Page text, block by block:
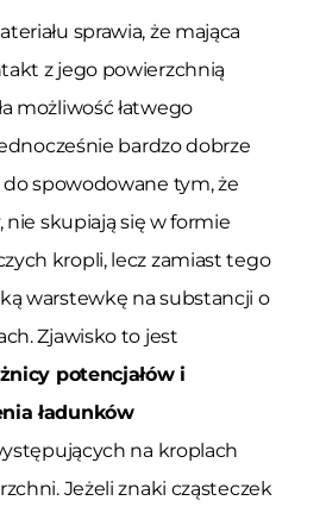
sprawia, że mająca
z jego powierzchnią
możliwość łatwego
bardzo dobrze
do spowodowane tym, że
nie skupiają się w formie
kropli, lecz zamiast tego
warstewkę na substancji o
Zjawisko to jest
potencjałów i
ładunków
na kroplach
Jeżeli znaki cząsteczek